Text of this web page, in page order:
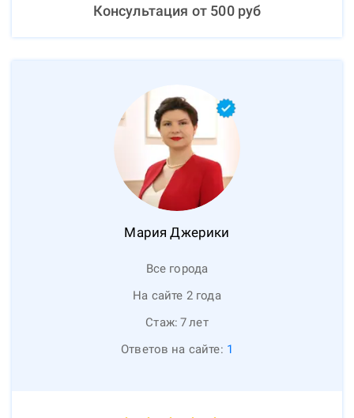
Консультация от 500руб
Мария Джерики
Все города
На сайте 2 года
Стаж: 7лет
Ответов на сайте: 1